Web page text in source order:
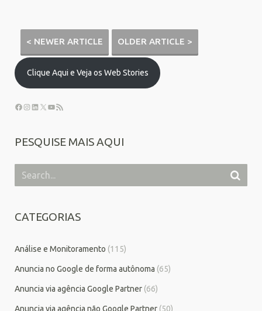
< NEWER ARTICLE OLDER ARTICLE >
Clique Aqui e Veja os Web Stories
PESQUISE MAIS AQUI
CATEGORIAS
Análise e Monitoramento (115)
Anuncia no Google de forma autônoma (65)
Anuncia via agência Google Partner (66)
Anuncia via agência não Google Partner (50)